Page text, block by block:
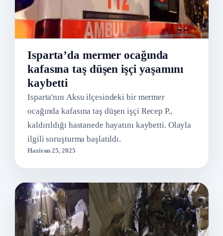
Isparta’da mermer ocağında
kafasına taş düşen işçi yaşamını
kaybetti
Isparta'nın Aksu ilçesindeki bir mermer
ocağında kafasına taş düşen işçi Recep P.,
kaldırıldığı hastanede hayatını kaybetti. Olayla
ilgili soruşturma başlatıldı.
Haziran 25, 2025